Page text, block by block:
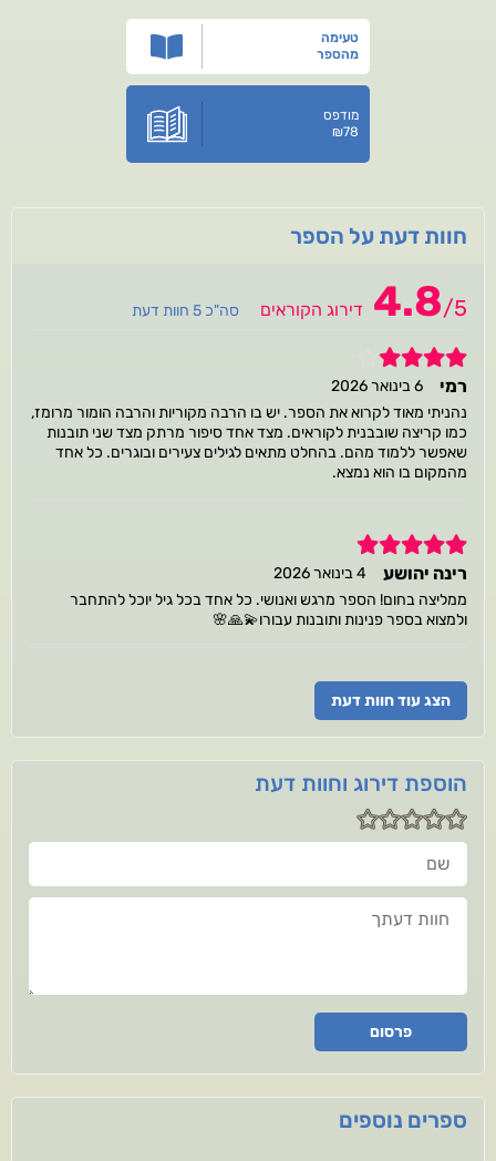
טעימה
מהספר
מודפס
₪78
חוות דעת על הספר
4.8/5 דירוג הקוראים סה"כ 5 חוות דעת
4
רמי
6 בינואר 2026
נהניתי מאוד לקרוא את הספר. יש בו הרבה מקוריות והרבה הומור מרומז,
כמו קריצה שובבנית לקוראים. מצד אחד סיפור מרתק מצד שני תובנות
שאפשר ללמוד מהם. בהחלט מתאים לגילים צעירים ובוגרים. כל אחד
מהמקום בו הוא נמצא.
5
רינה יהושע
4 בינואר 2026
ממליצה בחום! הספר מרגש ואנושי. כל אחד בכל גיל יוכל להתחבר
ולמצוא בספר פנינות ותובנות עבורו💫🙏🌸
הצג עוד חוות דעת
הוספת דירוג וחוות דעת
שם
חוות דעתך
פרסום
ספרים נוספים